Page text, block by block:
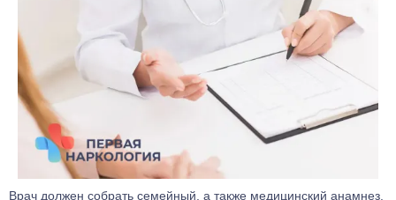
Врач должен собрать семейный, а также медицинский анамнез.